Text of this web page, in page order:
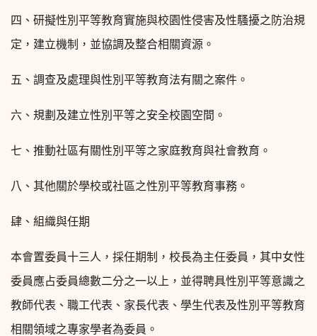
四、研擬性別平等教育實施與校園性侵害及性騷擾之防治規
定，建立機制，並協調及整合相關資源。
五、調查及處理與性別平等教育法有關之案件。
六、規劃及建立性別平等之安全校園空間。
七、推動社區有關性別平等之家庭教育與社會教育。
八、其他關於學校或社區之性別平等教育事務。
肆、組織與任期
本會置委員十三人，採任期制，校長為主任委員，其中女性
委員應占委員總數二分之一以上，並得聘具性別平等意識之
教師代表、職工代表、家長代表、學生代表及性別平等教育
相關領域之專家學者為委員。